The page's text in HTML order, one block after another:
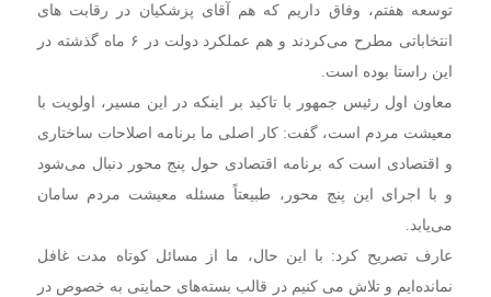
توسعه هفتم، وفاق داریم که هم آقای پزشکیان در رقابت های
انتخاباتی مطرح می‌کردند و هم عملکرد دولت در ۶ ماه گذشته در
این راستا بوده است.
معاون اول رئیس جمهور با تاکید بر اینکه در این مسیر، اولویت با
معیشت مردم است، گفت: کار اصلی ما برنامه اصلاحات ساختاری
و اقتصادی است که برنامه اقتصادی حول پنج محور دنبال می‌شود
و با اجرای این پنج محور، طبیعتاً مسئله معیشت مردم سامان
می‌یابد.
عارف تصریح کرد: با این حال، ما از مسائل کوتاه مدت غافل
نمانده‌ایم و تلاش می کنیم در قالب بسته‌های حمایتی به خصوص در